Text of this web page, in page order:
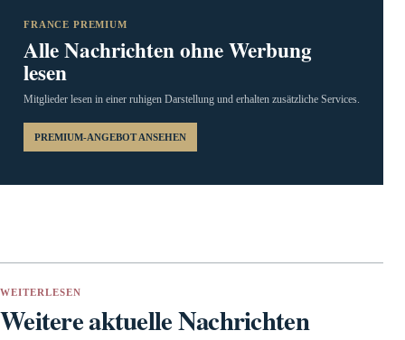
FRANCE PREMIUM
Alle Nachrichten ohne Werbung
lesen
Mitglieder lesen in einer ruhigen Darstellung und erhalten zusätzliche Services.
PREMIUM-ANGEBOT ANSEHEN
WEITERLESEN
Weitere aktuelle Nachrichten